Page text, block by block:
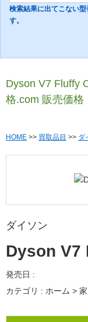
検索結果に出てこない
す。
Dyson V7 Fluffy
格.com 販売価格
HOME >> 買取品目 >> ダ
ダイソン
Dyson V7
発売日 :
カテゴリ : ホーム >